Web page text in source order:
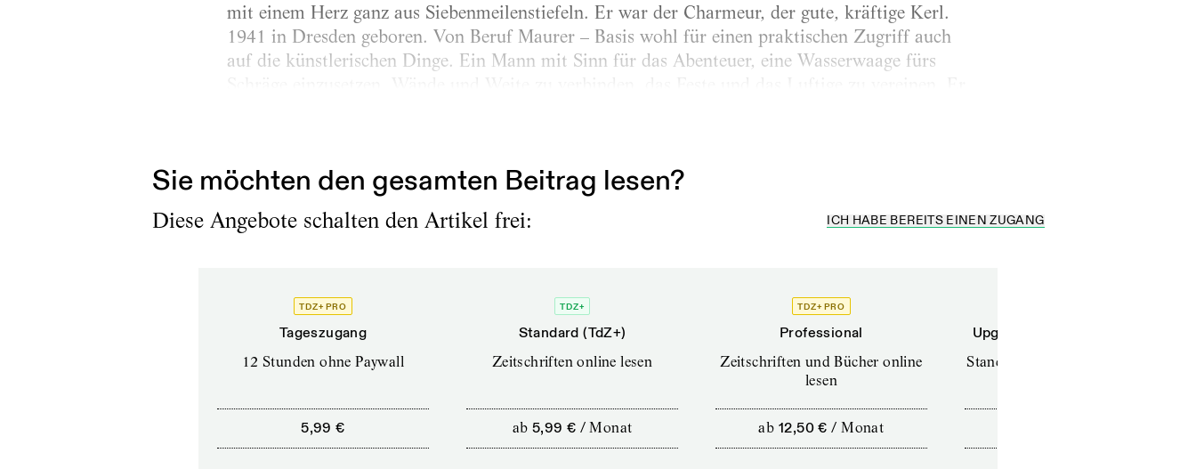
mit einem Herz ganz aus Siebenmeilenstiefeln. Er war der Charmeur, der gute, kräftige Kerl.
1941 in Dresden geboren. Von Beruf Maurer – Basis wohl für einen praktischen Zugriff auch
auf die künstlerischen Dinge. Ein Mann mit Sinn für das Abenteuer, eine Wasserwaage fürs
Sie möchten den gesamten Beitrag lesen?
Diese Angebote schalten den Artikel frei: ICH HABE BEREITS EINEN ZUGANG
TDZ+ PRO
Tageszugang
12 Stunden ohne Paywall
5,99 €
TDZ+
Standard (TdZ+)
Zeitschriften online lesen
ab 5,99 € /Monat
TDZ+ PRO
Professional
Zeitschriften und Bücher online
lesen
ab 12,50 € /Monat
Upgrade für Printabonnenten
Standard (TdZ+) – Zeitschriften